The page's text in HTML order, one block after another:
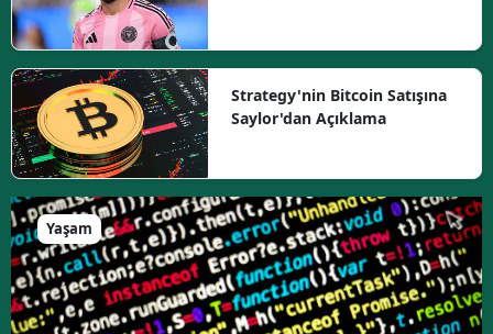
Strategy'nin Bitcoin Satışına
Saylor'dan Açıklama
Yaşam